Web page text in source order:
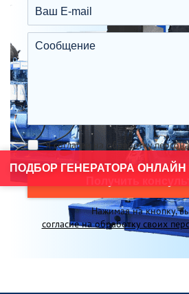
Я согласен на обработку
Получить
Нажимая на кнопку,
согласие на обработку своих
ПОДБОР ГЕНЕРАТОРА ОНЛАЙН